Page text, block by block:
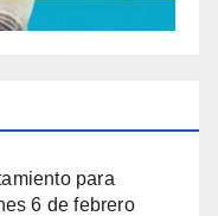
para
6 de febrero